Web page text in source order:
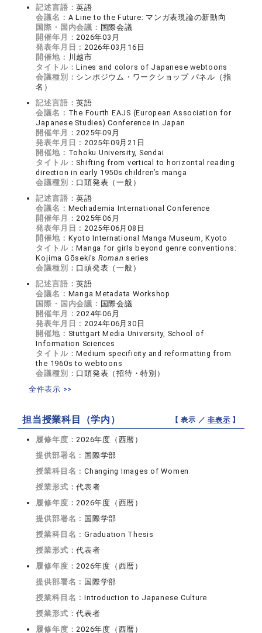
記述言語：英語
会議名： A Line to the Future: マンガ表現論の新動向
国際・国内会議： 国際会議
開催年月： 2026年03月
発表年月日： 2026年03月16日
開催地： 川越市
タイトル：Lines and colors of Japanese webtoons
会議種別： シンポジウム・ワークショップ パネル（指
名）
記述言語：英語
会議名： The Fourth EAJS (European Association for
Japanese Studies) Conference in Japan
開催年月： 2025年09月
発表年月日： 2025年09月21日
開催地： Tohoku University, Sendai
タイトル： Shifting from vertical to horizontal reading
direction in early 1950s children’s manga
会議種別： 口頭発表（一般）
記述言語：英語
会議名： Mechademia International Conference
開催年月： 2025年06月
発表年月日： 2025年06月08日
開催地： Kyoto International Manga Museum, Kyoto
タイトル：Manga for girls beyond genre conventions:
Kojima Gōseki’s Roman series
会議種別： 口頭発表（一般）
記述言語：英語
会議名： Manga Metadata Workshop
国際・国内会議： 国際会議
開催年月： 2024年06月
発表年月日： 2024年06月30日
開催地： Stuttgart Media University, School of
Information Sciences
タイトル：Medium specificity and reformatting from
the 1960s to webtoons
会議種別： 口頭発表（招待・特別）
全件表示 >>
担当授業科目（学内） 【 表示 ／非表示 】
履修年度： 2026年度（西暦）
提供部署名： 国際学部
授業科目名：Changing Images of Women
授業形式：代表者
履修年度： 2026年度（西暦）
提供部署名： 国際学部
授業科目名：Graduation Thesis
授業形式：代表者
履修年度： 2026年度（西暦）
提供部署名： 国際学部
授業科目名：Introduction to Japanese Culture
授業形式：代表者
履修年度： 2026年度（西暦）